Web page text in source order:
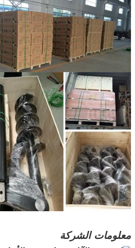
معلومات الشركة